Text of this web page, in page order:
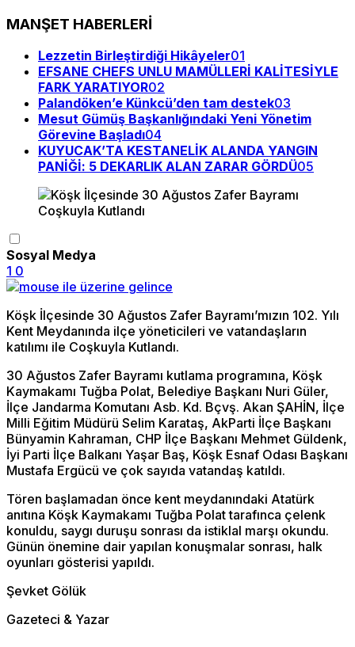
MANŞET HABERLERİ
Lezzetin Birleştirdiği Hikâyeler01
EFSANE CHEFS UNLU MAMÜLLERİ KALİTESİYLE
FARK YARATIYOR02
Palandöken’e Künkcü’den tam destek03
Mesut Gümüş Başkanlığındaki Yeni Yönetim
Görevine Başladı04
KUYUCAK’TA KESTANELİK ALANDA YANGIN
PANİĞİ: 5 DEKARLIK ALAN ZARAR GÖRDÜ05
Sosyal Medya
1 0
Köşk İlçesinde 30 Ağustos Zafer Bayramı’mızın 102. Yılı
Kent Meydanında ilçe yöneticileri ve vatandaşların
katılımı ile Coşkuyla Kutlandı.
30 Ağustos Zafer Bayramı kutlama programına, Köşk
Kaymakamı Tuğba Polat, Belediye Başkanı Nuri Güler,
İlçe Jandarma Komutanı Asb. Kd. Bçvş. Akan ŞAHİN, İlçe
Milli Eğitim Müdürü Selim Karataş, AkParti İlçe Başkanı
Bünyamin Kahraman, CHP İlçe Başkanı Mehmet Güldenk,
İyi Parti İlçe Balkanı Yaşar Baş, Köşk Esnaf Odası Başkanı
Mustafa Ergücü ve çok sayıda vatandaş katıldı.
Tören başlamadan önce kent meydanındaki Atatürk
anıtına Köşk Kaymakamı Tuğba Polat tarafınca çelenk
konuldu, saygı duruşu sonrası da istiklal marşı okundu.
Günün önemine dair yapılan konuşmalar sonrası, halk
oyunları gösterisi yapıldı.
Şevket Gölük
Gazeteci & Yazar